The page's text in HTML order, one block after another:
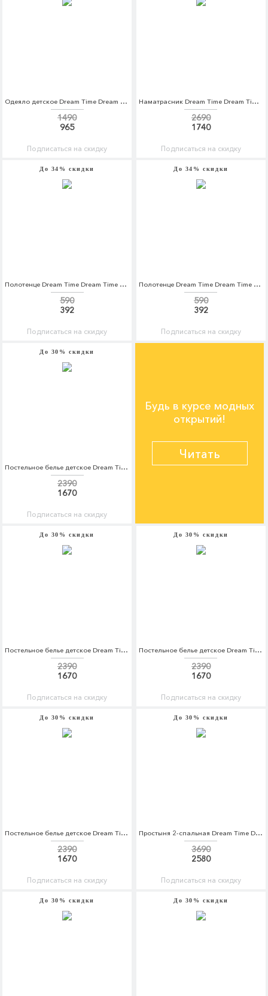
Одеяло детское Dream Time Dream Time MP002XC001SF
1490
965
Подписаться на скидку
Наматрасник Dream Time Dream Time MP002XU0DWQA
2690
1740
Подписаться на скидку
До 34% скидки
Полотенце Dream Time Dream Time MP002XU0E5VG
590
392
Подписаться на скидку
До 34% скидки
Полотенце Dream Time Dream Time MP002XU0E5VH
590
392
Подписаться на скидку
До 30% скидки
Постельное белье детское Dream Time Dream Time MP002XC005UT
2390
1670
Подписаться на скидку
Будь в курсе модных
открытий!
Читать
До 30% скидки
Постельное белье детское Dream Time Dream Time MP002XC005UU
2390
1670
Подписаться на скидку
До 30% скидки
Постельное белье детское Dream Time Dream Time MP002XC005UX
2390
1670
Подписаться на скидку
До 30% скидки
Постельное белье детское Dream Time Dream Time MP002XC005UP
2390
1670
Подписаться на скидку
До 30% скидки
Простыня 2-спальная Dream Time Dream Time MP002XU0DZ6O
3690
2580
Подписаться на скидку
До 30% скидки До 30% скидки